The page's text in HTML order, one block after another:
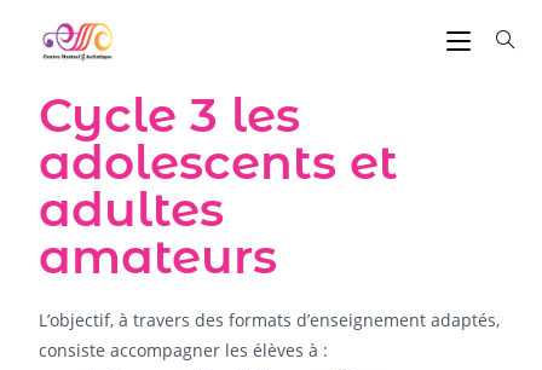
Cycle 3 les
adolescents et
adultes
amateurs
L’objectif, à travers des formats d’enseignement adaptés,
consiste accompagner les élèves à :